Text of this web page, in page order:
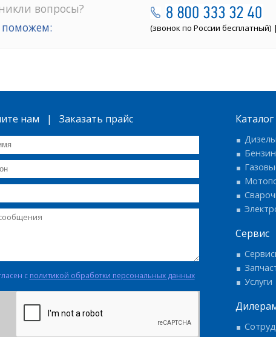
вопросы?
(звонок по России бесплатный) |
нам | Заказать прайс
с политикой обработки персональных данных
Каталог
Сервис
Услуги